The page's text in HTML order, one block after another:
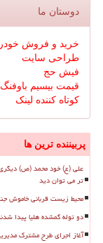
دوستان ما
خرید و فروش
طراحی سایت
فیش حج
قیمت بیسیم باوفنگ
کوتاه کننده لینک
پربیننده ترین ها
علی (ع) خود محمد (ص)
تر می توان دید
محیط زیست قربانی خاموش
دو توله گمشده هلیا پیدا
آغاز اجرای طرح مشترک